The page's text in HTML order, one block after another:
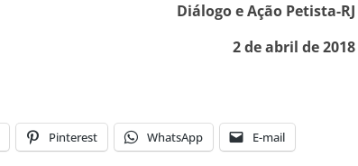
Diálogo e Ação Petista-RJ
2 de abril de 2018
Pinterest WhatsApp E-mail